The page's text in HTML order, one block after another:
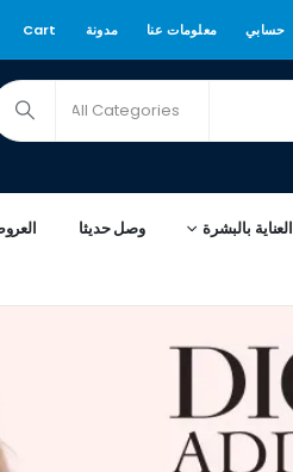
حسابي معلومات عنا مدونة Cart
العناية بالبشرة وصل حديثا